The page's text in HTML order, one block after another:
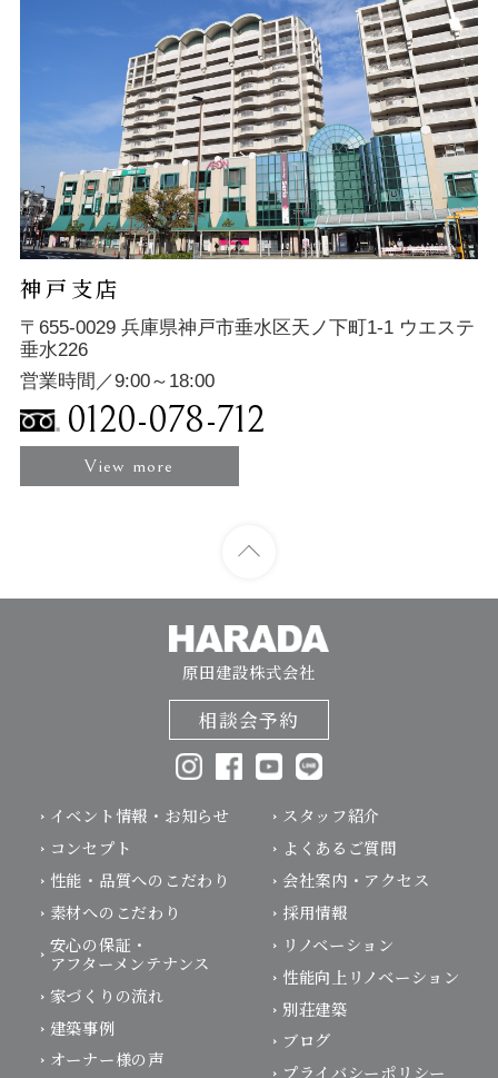
神戸支店
〒655-0029 兵庫県神戸市垂水区天ノ下町1-1 ウエステ
垂水226
営業時間／9:00～18:00
0120-078-712
View more
原田建設株式会社
相談会予約
イベント情報・お知らせ
コンセプト
性能・品質へのこだわり
素材へのこだわり
安心の保証・
アフターメンテナンス
家づくりの流れ
建築事例
オーナー様の声
スタッフ紹介
よくあるご質問
会社案内・アクセス
採用情報
リノベーション
性能向上リノベーション
別荘建築
ブログ
プライバシーポリシー